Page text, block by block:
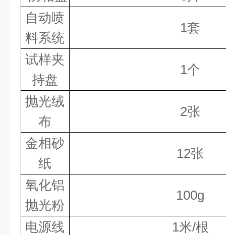
自动喷
料系统
1套
试样夹
持盘
1个
抛光绒
布
2张
金相砂
纸
12张
氧化铝
抛光粉
100g
电源线
1米/根